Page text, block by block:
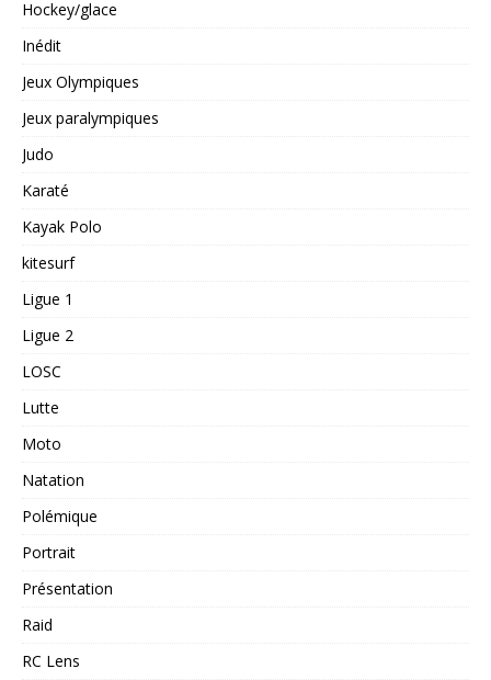
Hockey/glace
Inédit
Jeux Olympiques
Jeux paralympiques
Judo
Karaté
Kayak Polo
kitesurf
Ligue 1
Ligue 2
LOSC
Lutte
Moto
Natation
Polémique
Portrait
Présentation
Raid
RC Lens